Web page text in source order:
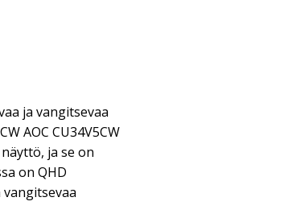
ja vangitsevaa
AOC CU34V5CW
ja se on
on QHD